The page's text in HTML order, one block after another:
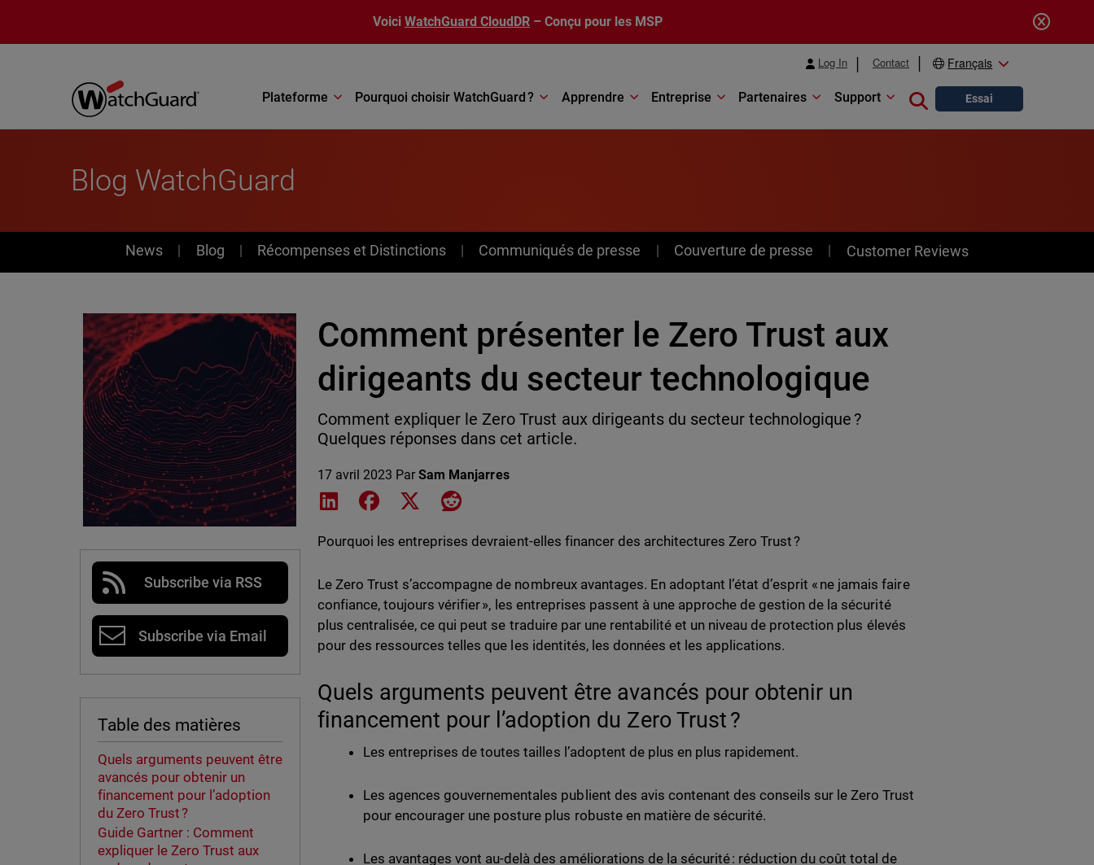
Voici WatchGuard CloudDR – Conçu pour les MSP
Log In Contact Français
Plateforme Pourquoi choisir WatchGuard ? Apprendre Entreprise Partenaires Support Close search
Essai
Blog WatchGuard
News
News Blog Récompenses et Distinctions Communiqués de presse Couverture de presse Customer Reviews
Subscribe via RSS
Subscribe via Email
Table des matières
Quels arguments peuvent être
avancés pour obtenir un
financement pour l’adoption
du Zero Trust ?
Guide Gartner : Comment
expliquer le Zero Trust aux
Comment présenter le Zero Trust aux
dirigeants du secteur technologique
Comment expliquer le Zero Trust aux dirigeants du secteur technologique ?
Quelques réponses dans cet article.
17 avril 2023 ParSam Manjarres
Share on LinkedIn
Share on Facebook
Share on XShare on Reddit
Pourquoi les entreprises devraient-elles financer des architectures Zero Trust ?
Le Zero Trust s’accompagne de nombreux avantages. En adoptant l’état d’esprit « ne jamais faire
confiance, toujours vérifier », les entreprises passent à une approche de gestion de la sécurité
plus centralisée, ce qui peut se traduire par une rentabilité et un niveau de protection plus élevés
pour des ressources telles que les identités, les données et les applications.
Quels arguments peuvent être avancés pour obtenir un
financement pour l’adoption du Zero Trust ?
Les entreprises de toutes tailles l’adoptent de plus en plus rapidement.
Les agences gouvernementales publient des avis contenant des conseils sur le Zero Trust
pour encourager une posture plus robuste en matière de sécurité.
Les avantages vont au-delà des améliorations de la sécurité : réduction du coût total de